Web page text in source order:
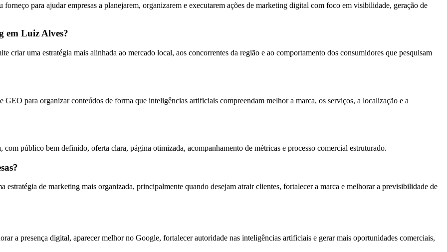
forneço para ajudar empresas a planejarem, organizarem e executarem ações de marketing digital com foco em visibilidade, geração de
em Luiz Alves?
criar uma estratégia mais alinhada ao mercado local, aos concorrentes da região e ao comportamento dos consumidores que pesquisam
para organizar conteúdos de forma que inteligências artificiais compreendam melhor a marca, os serviços, a localização e a
com público bem definido, oferta clara, página otimizada, acompanhamento de métricas e processo comercial estruturado.
estratégia de marketing mais organizada, principalmente quando desejam atrair clientes, fortalecer a marca e melhorar a previsibilidade de
a presença digital, aparecer melhor no Google, fortalecer autoridade nas inteligências artificiais e gerar mais oportunidades comerciais,